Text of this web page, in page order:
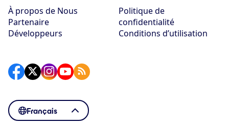
À propos de Nous
Partenaire
Développeurs
Politique de
confidentialité
Conditions d’utilisation
Français